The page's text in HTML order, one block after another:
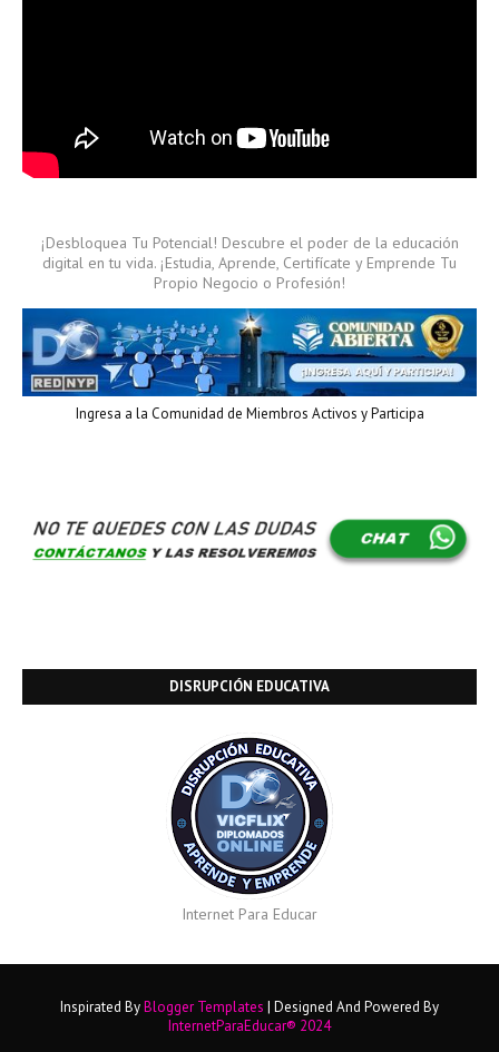
¡Desbloquea Tu Potencial! Descubre el poder de la educación
digital en tu vida. ¡Estudia, Aprende, Certifícate y Emprende Tu
Propio Negocio o Profesión!
Ingresa a la Comunidad de Miembros Activos y Participa
DISRUPCIÓN EDUCATIVA
Internet Para Educar
Inspirated ByBlogger Templates | Designed And Powered By
InternetParaEducar® 2024